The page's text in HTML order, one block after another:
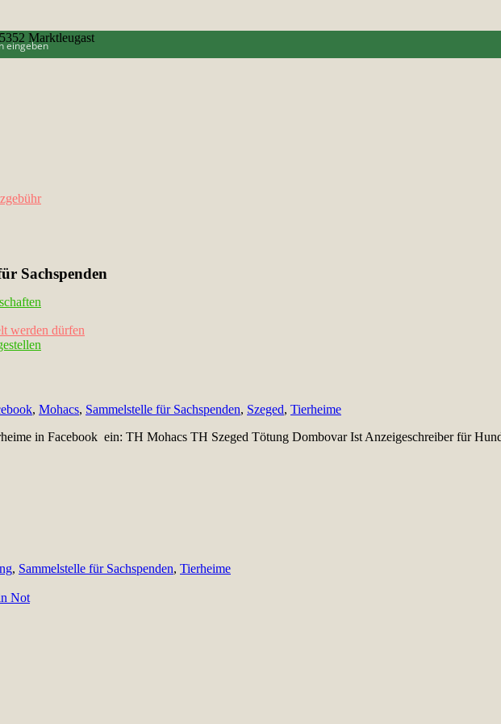
Marktleugast
werden dürfen
Sachspenden
, Mohacs, Sammelstelle für Sachspenden, Szeged, Tierheime
in Facebook ein: TH Mohacs TH Szeged Tötung Dombovar Ist Anzeigeschreiber für
, Sammelstelle für Sachspenden, Tierheime